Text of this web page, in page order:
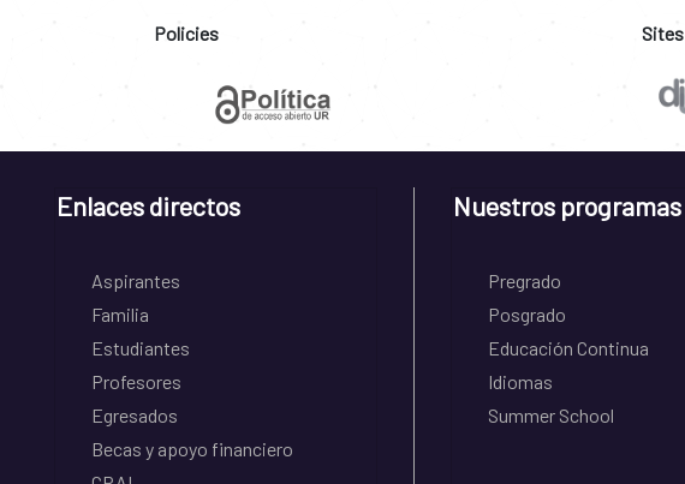
Policies Sites
Enlaces directos
Aspirantes
Familia
Estudiantes
Profesores
Egresados
Becas y apoyo financiero
Nuestros programas
Pregrado
Posgrado
Educación Continua
Idiomas
Summer School